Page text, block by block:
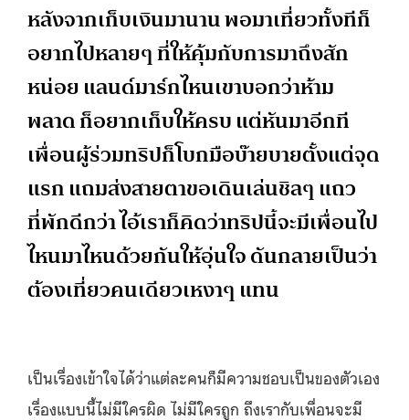
หลังจากเก็บเงินมานาน พอมาเที่ยวทั้งทีก็
อยากไปหลายๆ ที่ให้คุ้มกับการมาถึงสัก
หน่อย แลนด์มาร์กไหนเขาบอกว่าห้าม
พลาด ก็อยากเก็บให้ครบ แต่หันมาอีกที
เพื่อนผู้ร่วมทริปก็โบกมือบ๊ายบายตั้งแต่จุด
แรก แถมส่งสายตาขอเดินเล่นชิลๆ แถว
ที่พักดีกว่า ไอ้เราก็คิดว่าทริปนี้จะมีเพื่อนไป
ไหนมาไหนด้วยกันให้อุ่นใจ ดันกลายเป็นว่า
ต้องเที่ยวคนเดียวเหงาๆ แทน
เป็นเรื่องเข้าใจได้ว่าแต่ละคนก็มีความชอบเป็นของตัวเอง
เรื่องแบบนี้ไม่มีใครผิด ไม่มีใครถูก ถึงเรากับเพื่อนจะมี